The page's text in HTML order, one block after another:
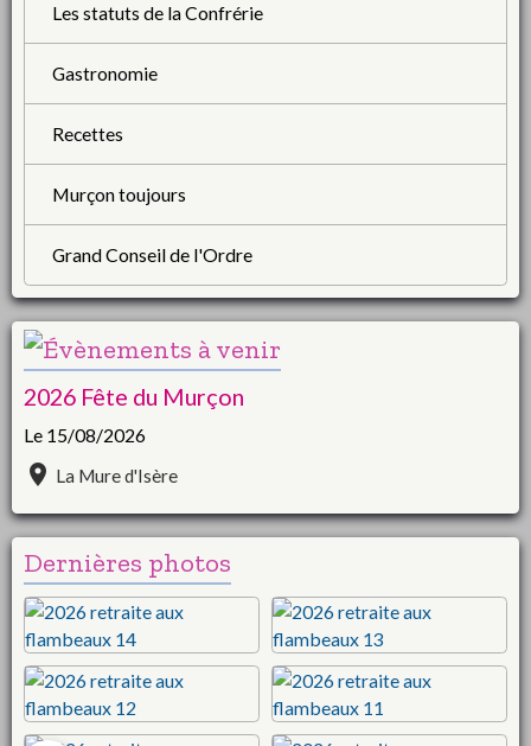
Les statuts de la Confrérie
Gastronomie
Recettes
Murçon toujours
Grand Conseil de l'Ordre
2026 Fête du Murçon
Le 15/08/2026
La Mure d'Isère
Dernières photos